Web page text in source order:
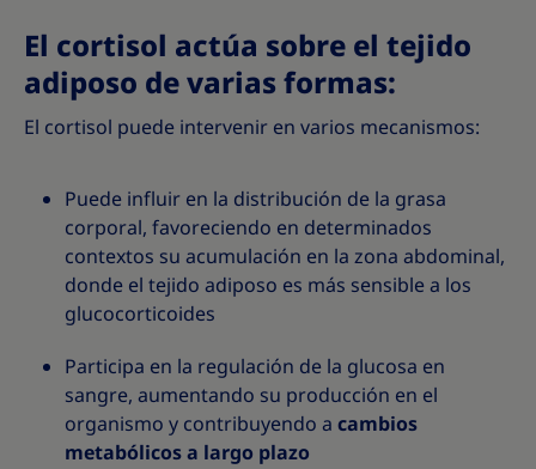
El cortisol actúa sobre el tejido
adiposo de varias formas:
El cortisol puede intervenir en varios mecanismos:
Puede influir en la distribución de la grasa
corporal, favoreciendo en determinados
contextos su acumulación en la zona abdominal,
donde el tejido adiposo es más sensible a los
glucocorticoides
Participa en la regulación de la glucosa en
sangre, aumentando su producción en el
organismo y contribuyendo a cambios
metabólicos a largo plazo